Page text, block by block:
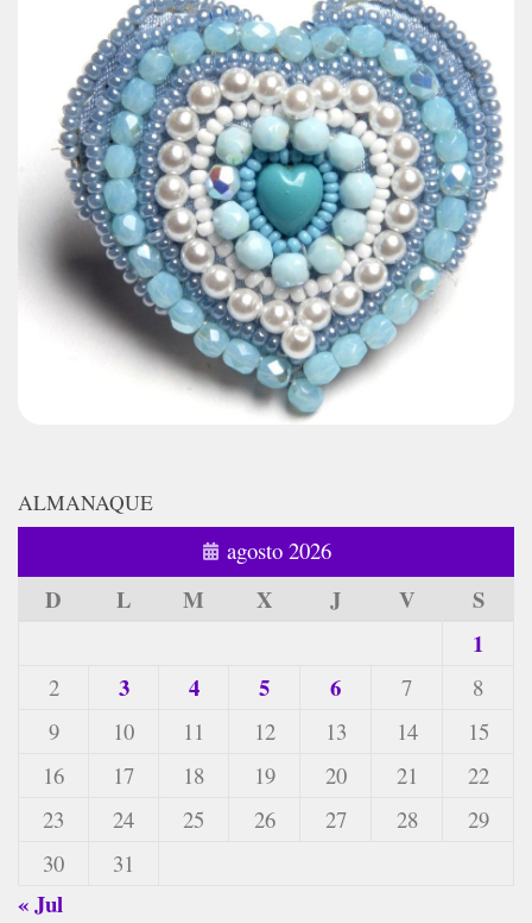
ALMANAQUE
agosto 2026
D L M X J V
S
1
2 3 4 5 6 7
8
9
10 11 12 13 14
15
16
17 18 19 20 21
22
23
24 25 26 27 28
29
30
31
« Jul